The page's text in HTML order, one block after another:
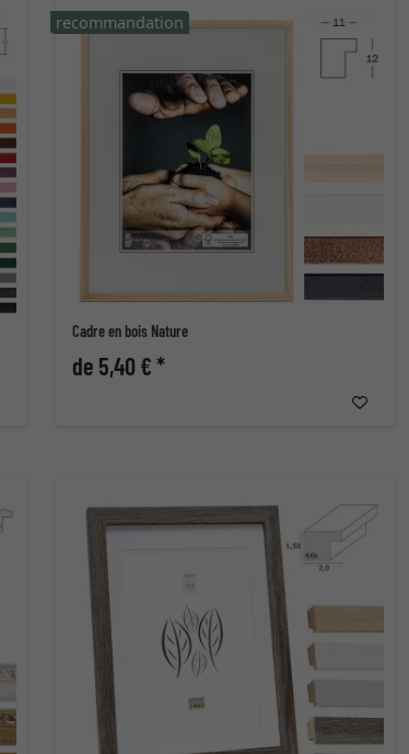
Cadre en bois Nature
de 5,40 € *
recommandation